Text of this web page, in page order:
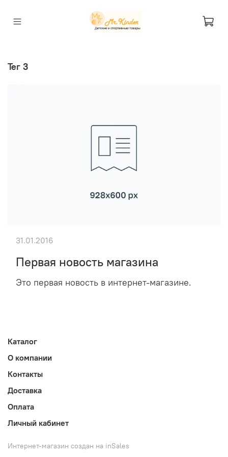
тег 3
Первая новость магазина
Это первая новость в интернет-магазине.
31.01.2016
Каталог
О компании
Контакты
Доставка
Оплата
Личный кабинет
Интернет-магазин создан на inSales